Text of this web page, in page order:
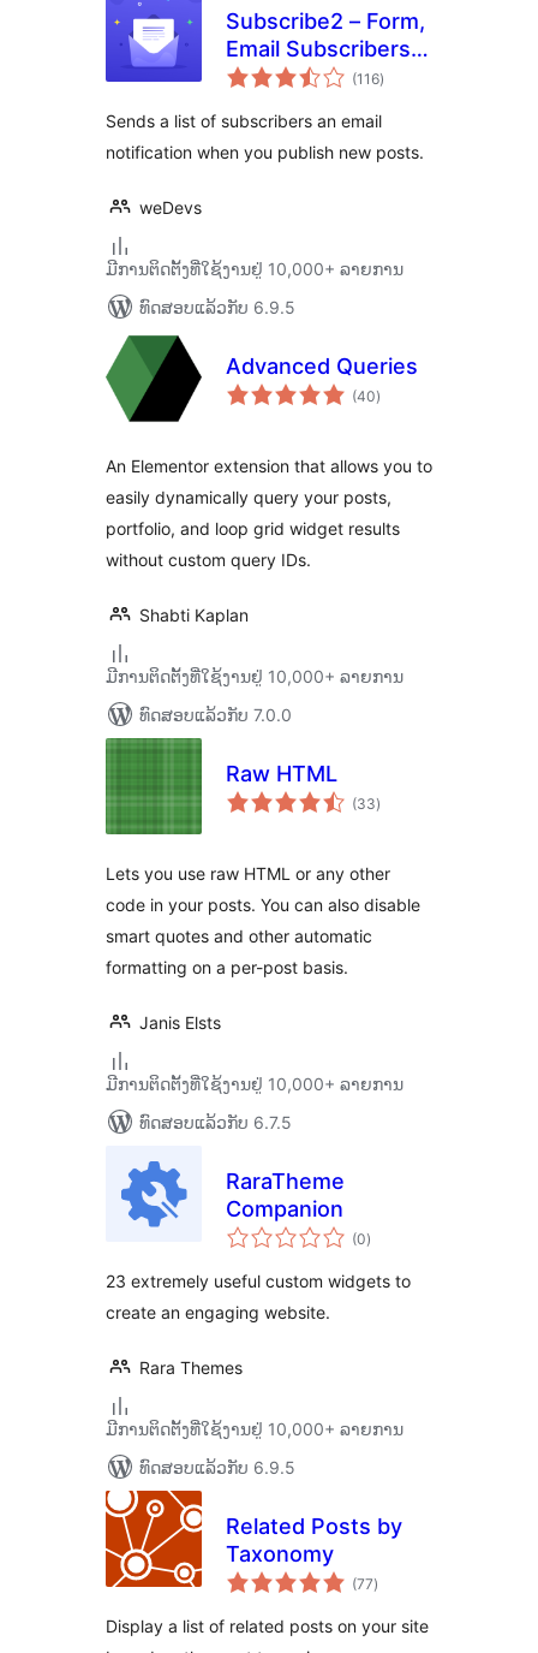
Subscribe2 – Form,
Email Subscribers &
Newsletters (116ຄະແນນ
ທັງໝົດ
)
Sends a list of subscribers an email
notification when you publish new posts.
weDevs
ມີການຕິດຕັ້ງທີ່ໃຊ້ງານຢູ່ 10,000+ ລາຍການ
ທົດສອບແລ້ວກັບ 6.9.5
Advanced Queries
(40ຄະແນນ
ທັງໝົດ
)
An Elementor extension that allows you to
easily dynamically query your posts,
portfolio, and loop grid widget results
without custom query IDs.
Shabti Kaplan
ມີການຕິດຕັ້ງທີ່ໃຊ້ງານຢູ່ 10,000+ ລາຍການ
ທົດສອບແລ້ວກັບ 7.0.0
Raw HTML
(33ຄະແນນ
ທັງໝົດ
)
Lets you use raw HTML or any other
code in your posts. You can also disable
smart quotes and other automatic
formatting on a per-post basis.
Janis Elsts
ມີການຕິດຕັ້ງທີ່ໃຊ້ງານຢູ່ 10,000+ ລາຍການ
ທົດສອບແລ້ວກັບ 6.7.5
RaraTheme
Companion
(0ຄະແນນ
ທັງໝົດ
)
23 extremely useful custom widgets to
create an engaging website.
Rara Themes
ມີການຕິດຕັ້ງທີ່ໃຊ້ງານຢູ່ 10,000+ ລາຍການ
ທົດສອບແລ້ວກັບ 6.9.5
Related Posts by
Taxonomy
(77ຄະແນນ
ທັງໝົດ
)
Display a list of related posts on your site